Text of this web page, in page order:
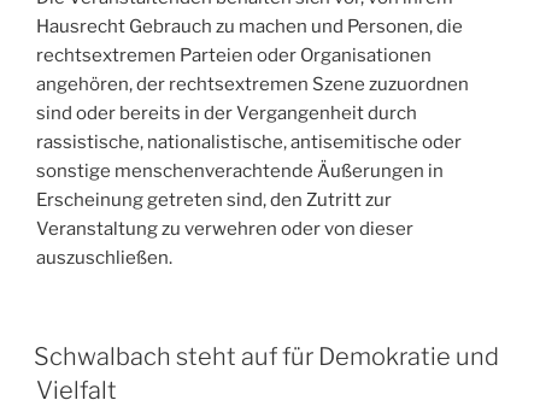
Hausrecht Gebrauch zu machen und Personen, die
rechtsextremen Parteien oder Organisationen
angehören, der rechtsextremen Szene zuzuordnen
sind oder bereits in der Vergangenheit durch
rassistische, nationalistische, antisemitische oder
sonstige menschenverachtende Äußerungen in
Erscheinung getreten sind, den Zutritt zur
Veranstaltung zu verwehren oder von dieser
auszuschließen.
VERÖFFENTLICHT
AM
Schwalbach steht auf für Demokratie und
Vielfalt